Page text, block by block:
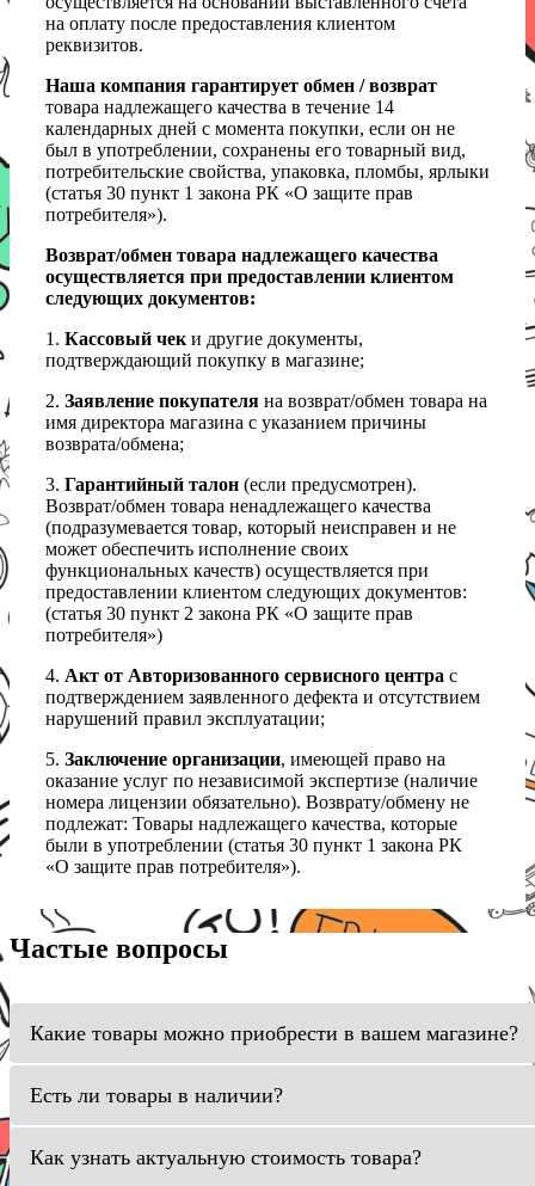
на оплату после предоставления клиентом
реквизитов.
Наша компания гарантирует обмен / возврат
товара надлежащего качества в течение 14
календарных дней с момента покупки, если он не
был в употреблении, сохранены его товарный вид,
потребительские свойства, упаковка, пломбы, ярлыки
(статья 30 пункт 1 закона РК «О защите прав
потребителя»).
Возврат/обмен товара надлежащего качества
осуществляется при предоставлении клиентом
следующих документов:
1. Кассовый чек и другие документы,
подтверждающий покупку в магазине;
2. Заявление покупателя на возврат/обмен товара на
имя директора магазина с указанием причины
возврата/обмена;
3. Гарантийный талон (если предусмотрен).
Возврат/обмен товара ненадлежащего качества
(подразумевается товар, который неисправен и не
может обеспечить исполнение своих
функциональных качеств) осуществляется при
предоставлении клиентом следующих документов:
(статья 30 пункт 2 закона РК «О защите прав
потребителя»)
4. Акт от Авторизованного сервисного центра с
подтверждением заявленного дефекта и отсутствием
нарушений правил эксплуатации;
5. Заключение организации, имеющей право на
оказание услуг по независимой экспертизе (наличие
номера лицензии обязательно). Возврату/обмену не
подлежат: Товары надлежащего качества, которые
были в употреблении (статья 30 пункт 1 закона РК
«О защите прав потребителя»).
Частые вопросы
Какие товары можно приобрести в вашем магазине?
Есть ли товары в наличии?
Как узнать актуальную стоимость товара?